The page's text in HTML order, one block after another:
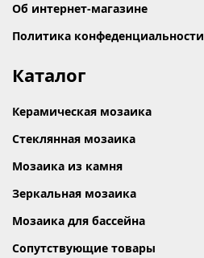
Об интернет-магазине
Политика конфеденциальности
Каталог
Керамическая мозаика
Стеклянная мозаика
Мозаика из камня
Зеркальная мозаика
Мозаика для бассейна
Сопутствующие товары